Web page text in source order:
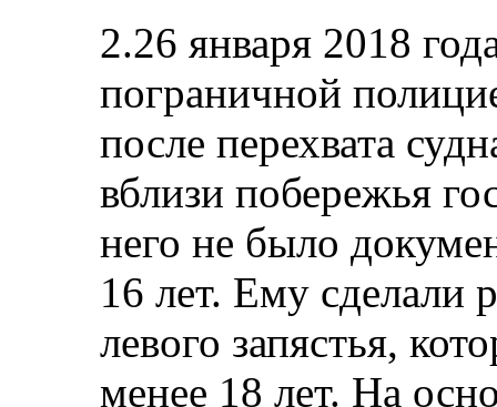
2.26 января 2018
пограничной
после перехвата
вблизи побережья
него не было
16 лет. Ему сделали
левого запястья,
менее 18 лет. На